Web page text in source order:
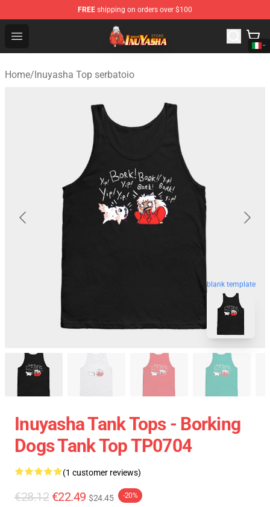
FREE shipping on orders over $100
Open menu
Inuyasha Store - Official Inuyasha Merchandise Shop
Home/Inuyasha Top serbatoio
blank template
Inuyasha Tank Tops - Borking
Dogs Tank Top TP0704
(1 customer reviews)
€28.12 €22.49 $24.45 -20%